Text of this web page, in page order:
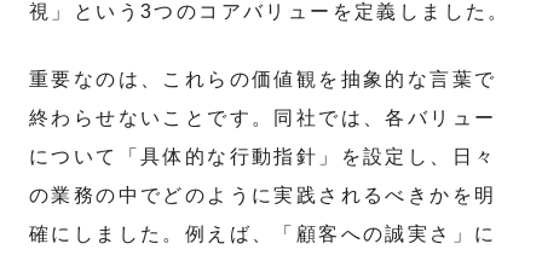
視」という3つのコアバリューを定義しました。
重要なのは、これらの価値観を抽象的な言葉で
終わらせないことです。同社では、各バリュー
について「具体的な行動指針」を設定し、日々
の業務の中でどのように実践されるべきかを明
確にしました。例えば、「顧客への誠実さ」に